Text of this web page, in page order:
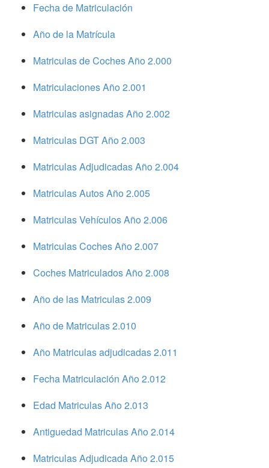
Fecha de Matriculación
Año de la Matrícula
Matriculas de Coches Año 2.000
Matriculaciones Año 2.001
Matriculas asignadas Año 2.002
Matriculas DGT Año 2.003
Matriculas Adjudicadas Año 2.004
Matriculas Autos Año 2.005
Matriculas Vehículos Año 2.006
Matriculas Coches Año 2.007
Coches Matriculados Año 2.008
Año de las Matriculas 2.009
Año de Matriculas 2.010
Año Matriculas adjudicadas 2.011
Fecha Matriculación Año 2.012
Edad Matriculas Año 2.013
Antiguedad Matriculas Año 2.014
Matriculas Adjudicada Año 2.015